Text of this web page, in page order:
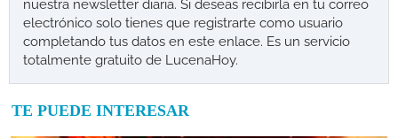
nuestra newsletter diaria. Si deseas recibirla en tu correo
electrónico solo tienes que registrarte como usuario
completando tus datos en este enlace. Es un servicio
totalmente gratuito de LucenaHoy.
TE PUEDE INTERESAR